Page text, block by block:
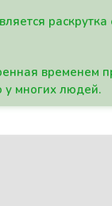
временем
у многих людей.